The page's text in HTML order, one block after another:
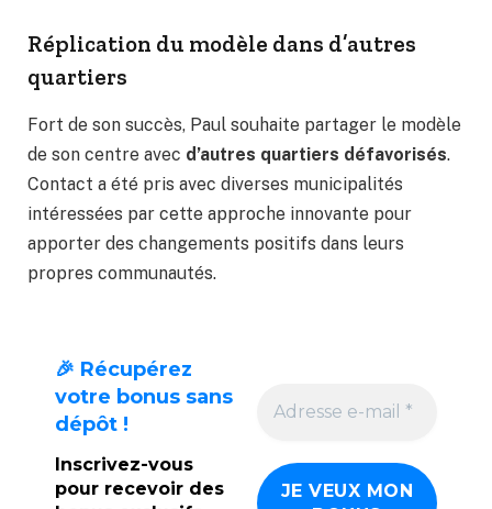
Réplication du modèle dans d’autres
quartiers
Fort de son succès, Paul souhaite partager le modèle
de son centre avec d’autres quartiers défavorisés.
Contact a été pris avec diverses municipalités
intéressées par cette approche innovante pour
apporter des changements positifs dans leurs
propres communautés.
🎉 Récupérez
votre bonus sans
dépôt !
Inscrivez-vous
pour recevoir des